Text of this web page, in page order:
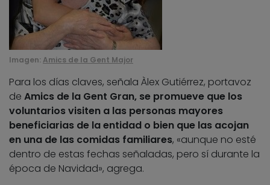
Imagen: Amics de la Gent Major
Para los días claves, señala Àlex Gutiérrez, portavoz
de Amics de la Gent Gran, se promueve que los
voluntarios visiten a las personas mayores
beneficiarias de la entidad o bien que las acojan
en una de las comidas familiares, «aunque no esté
dentro de estas fechas señaladas, pero sí durante la
época de Navidad», agrega.